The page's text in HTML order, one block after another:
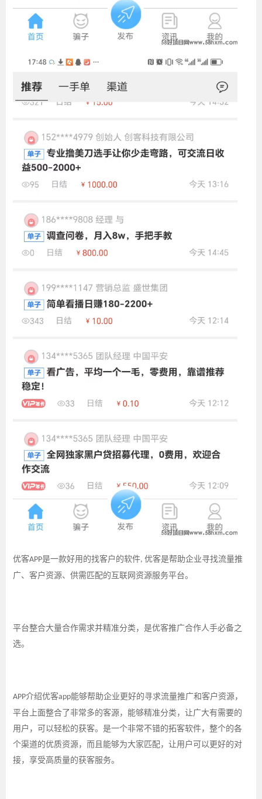
优客APP是一款好用的找客户的软件, 优客是帮助企业寻找流量推
广、客户资源、供需匹配的互联网资源服务平台。
平台整合大量合作需求并精准分类，是优客推广合作人手必备之
选。
APP介绍优客app能够帮助企业更好的寻求流量推广和客户资源，
平台上面整合了非常多的客源，能够精准分类，让广大有需要的
用户，可以轻松的获客。是一个非常不错的拓客软件，整个的各
个渠道的优质资源，而且能够为大家匹配，让用户可以更好的对
接，享受高质量的获客服务。